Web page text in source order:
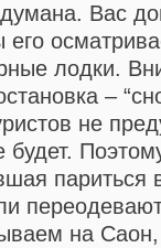
Вас
его
лодки.
–
не
будет.
париться
на Саон,